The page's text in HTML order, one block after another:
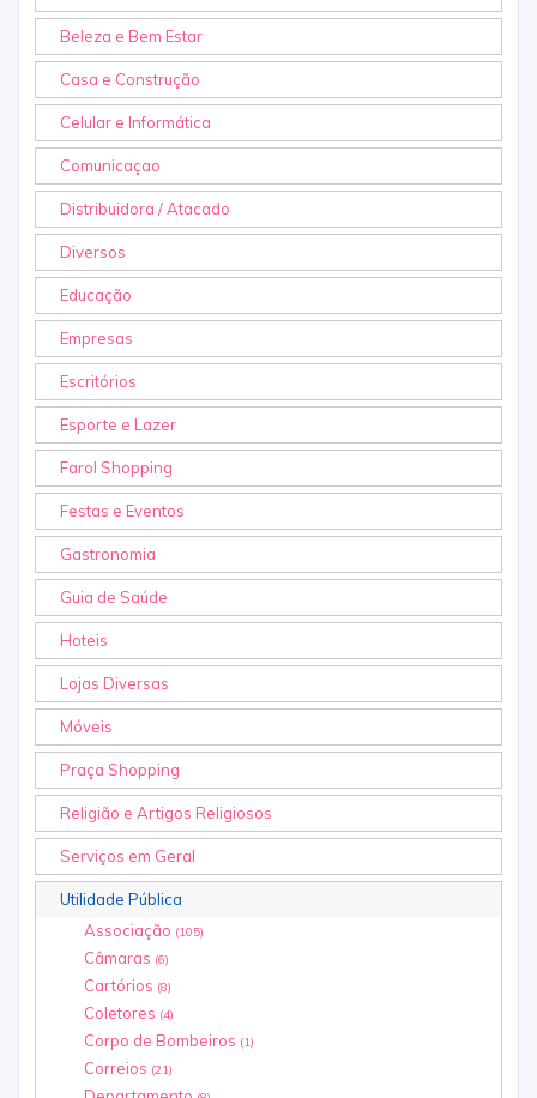
Beleza e Bem Estar
Casa e Construção
Celular e Informática
Comunicaçao
Distribuidora / Atacado
Diversos
Educação
Empresas
Escritórios
Esporte e Lazer
Farol Shopping
Festas e Eventos
Gastronomia
Guia de Saúde
Hoteis
Lojas Diversas
Móveis
Praça Shopping
Religião e Artigos Religiosos
Serviços em Geral
Utilidade Pública
Associação (105)
Câmaras (6)
Cartórios (8)
Coletores (4)
Corpo de Bombeiros (1)
Correios (21)